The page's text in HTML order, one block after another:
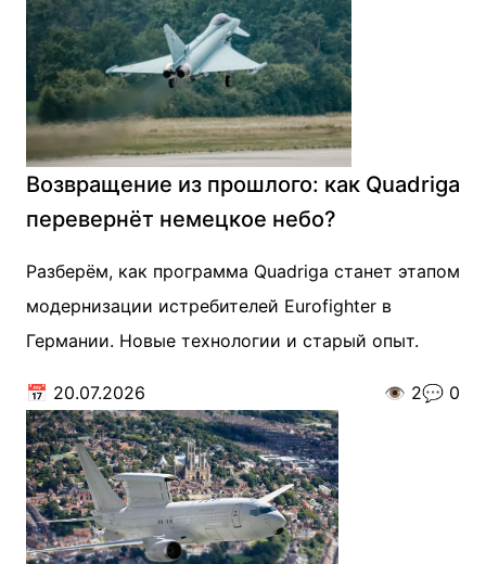
Возвращение из прошлого: как Quadriga
перевернёт немецкое небо?
Разберём, как программа Quadriga станет этапом
модернизации истребителей Eurofighter в
Германии. Новые технологии и старый опыт.
📅 20.07.2026 👁️ 2💬 0